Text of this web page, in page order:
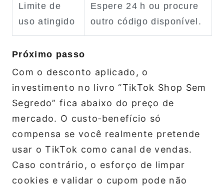
Limite de
uso atingido
Espere 24 h ou procure
outro código disponível.
Próximo passo
Com o desconto aplicado, o
investimento no livro “TikTok Shop Sem
Segredo” fica abaixo do preço de
mercado. O custo‑benefício só
compensa se você realmente pretende
usar o TikTok como canal de vendas.
Caso contrário, o esforço de limpar
cookies e validar o cupom pode não